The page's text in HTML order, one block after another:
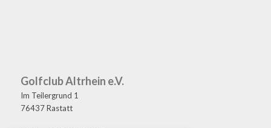
Golfclub Altrhein e.V.
Im Teilergrund 1
76437 Rastatt